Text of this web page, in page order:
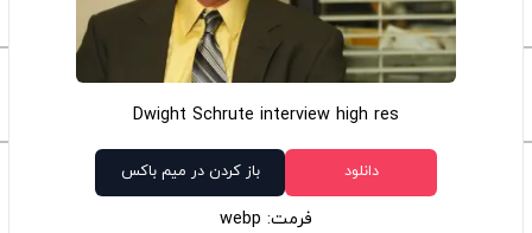
Dwight Schrute interview high res
دانلود باز کردن در میم باکس
فرمت: webp